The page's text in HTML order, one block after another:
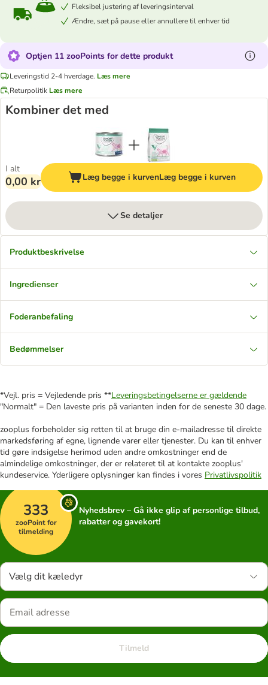
Fleksibel justering af leveringsinterval
Ændre, sæt på pause eller annullere til enhver tid
Optjen 11 zooPoints for dette produkt
Leveringstid 2-4 hverdage. Læs mere
Returpolitik Læs mere
Kombiner det med
I alt
0,00 kr Læg begge i kurvenLæg begge i kurven
Se detaljer
Produktbeskrivelse
Ingredienser
Foderanbefaling
Bedømmelser
*Vejl. pris = Vejledende pris **Leveringsbetingelserne er gældende
"Normalt" = Den laveste pris på varianten inden for de seneste 30 dage.
zooplus forbeholder sig retten til at bruge din e-mailadresse til direkte
markedsføring af egne, lignende varer eller tjenester. Du kan til enhver
tid gøre indsigelse herimod uden andre omkostninger end de
almindelige omkostninger, der er relateret til at kontakte zooplus'
kundeservice. Yderligere oplysninger kan findes i vores Privatlivspolitik
333
zooPoint for
tilmelding
Nyhedsbrev – Gå ikke glip af personlige tilbud,
rabatter og gavekort!
Vælg dit kæledyr
Tilmeld